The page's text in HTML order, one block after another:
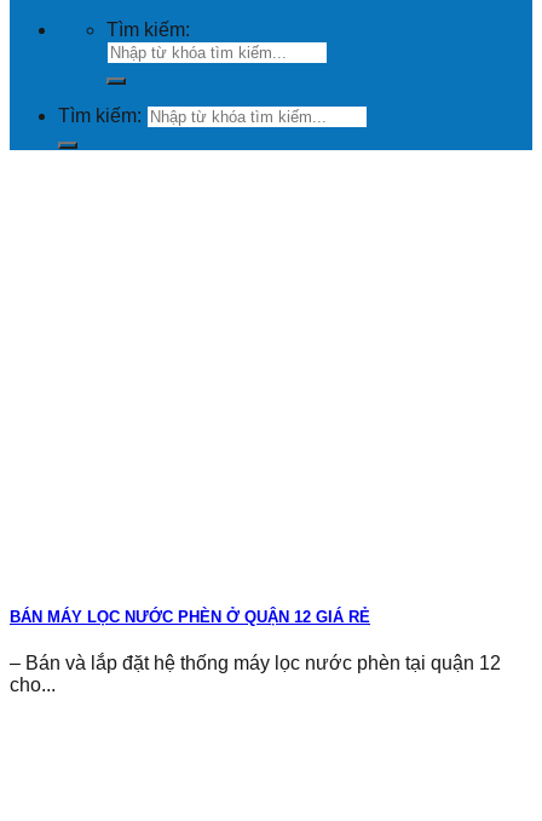
Tìm kiếm:
Tìm kiếm:
BÁN MÁY LỌC NƯỚC PHÈN Ở QUẬN 12 GIÁ RẺ
– Bán và lắp đặt hệ thống máy lọc nước phèn tại quận 12
cho...